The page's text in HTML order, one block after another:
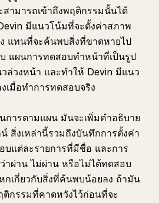
ามารถเข้าถึงพฤติกรรมนั้นได้
มีแนวโน้มที่จะตั้งค่าสภาพ
แทนที่จะค้นพบสิ่งที่ขาดหายไป
แผนการทดสอบทำหน้าที่เป็นรูป
ล่วงหน้า และทำให้ Devin มีแนว
เมื่อทำการทดสอบจริง
การตามแผน มันจะเพิ่มคำอธิบาย
สิ่งเหล่านี้รวมถึงบันทึกการตั้งค่า
บแต่ละรายการที่มีชื่อ และการ
าผ่าน ไม่ผ่าน หรือไม่ได้ทดสอบ
กเกี่ยวกับสิ่งที่ค้นพบน้อยลง ถ้ามัน
ติกรรมที่คาดหวังไว้ก่อนที่จะ